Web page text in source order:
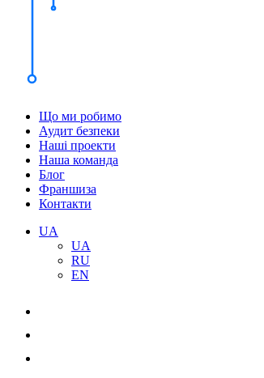
Що ми робимо
Аудит безпеки
Наші проекти
Наша команда
Блог
Франшиза
Контакти
UA
UA
RU
EN